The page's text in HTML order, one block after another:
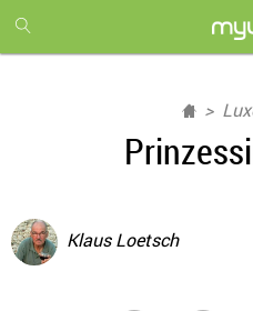
month
free
Klaus Loetsch